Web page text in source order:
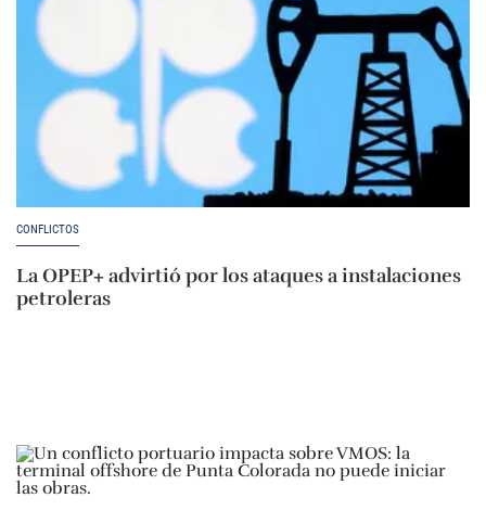
CONFLICTOS
La OPEP+ advirtió por los ataques a instalaciones
petroleras